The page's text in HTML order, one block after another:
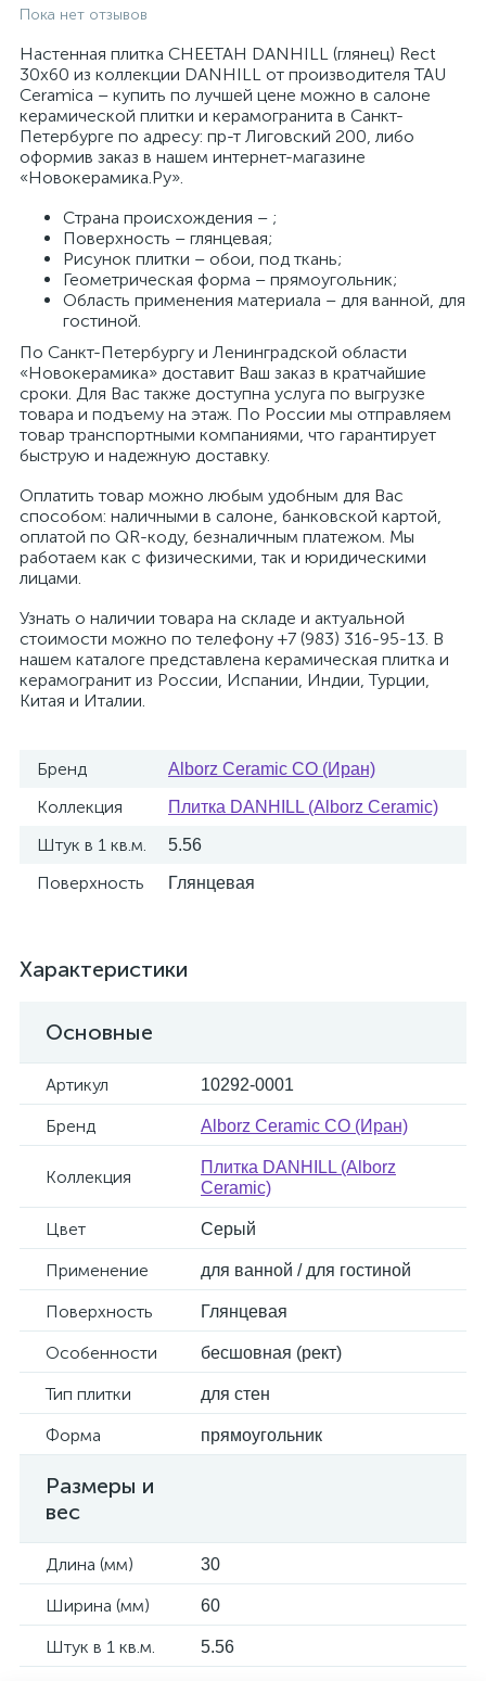
Пока нет отзывов
Настенная плитка CHEETAH DANHILL (глянец) Rect
30x60 из коллекции DANHILL от производителя TAU
Ceramica – купить по лучшей цене можно в салоне
керамической плитки и керамогранита в Санкт-
Петербурге по адресу: пр-т Лиговский 200, либо
оформив заказ в нашем интернет-магазине
«Новокерамика.Ру».
Страна происхождения – ;
Поверхность – глянцевая;
Рисунок плитки – обои, под ткань;
Геометрическая форма – прямоугольник;
Область применения материала – для ванной, для
гостиной.
По Санкт-Петербургу и Ленинградской области
«Новокерамика» доставит Ваш заказ в кратчайшие
сроки. Для Вас также доступна услуга по выгрузке
товара и подъему на этаж. По России мы отправляем
товар транспортными компаниями, что гарантирует
быструю и надежную доставку.
Оплатить товар можно любым удобным для Вас
способом: наличными в салоне, банковской картой,
оплатой по QR-коду, безналичным платежом. Мы
работаем как с физическими, так и юридическими
лицами.
Узнать о наличии товара на складе и актуальной
стоимости можно по телефону +7 (983) 316-95-13. В
нашем каталоге представлена керамическая плитка и
керамогранит из России, Испании, Индии, Турции,
Китая и Италии.
Бренд Alborz Ceramic CO (Иран)
Коллекция Плитка DANHILL (Alborz Ceramic)
Штук в 1 кв.м. 5.56
Поверхность Глянцевая
Характеристики
Основные
Артикул 10292-0001
Бренд Alborz Ceramic CO (Иран)
Коллекция
Плитка DANHILL (Alborz
Ceramic)
Цвет Серый
Применение для ванной / для гостиной
Поверхность Глянцевая
Особенности бесшовная (рект)
Тип плитки для стен
Форма прямоугольник
Размеры и
вес
Длина (мм) 30
Ширина (мм) 60
Штук в 1 кв.м. 5.56